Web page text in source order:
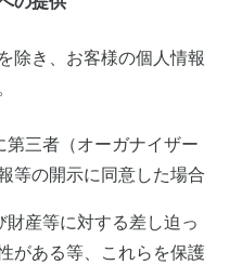
除き、お客様の個人情報
三者（オーガナイザー
等の開示に同意した場合
産等に対する差し迫っ
がある等、これらを保護